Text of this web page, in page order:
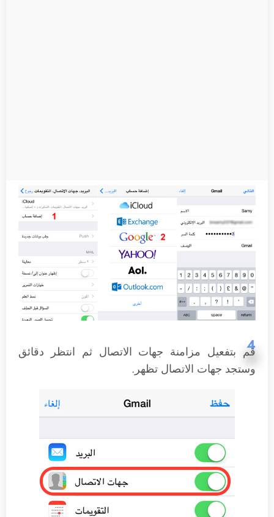
4
قم بتفعيل مزامنة جهات الاتصال ثم انتظر دقائق
وستجد جهات الاتصال تظهر.